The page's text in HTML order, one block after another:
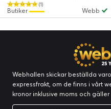
(1)
Webb
Butiker
Webhallen skickar beställda
expressfrakt, om de finns i vårt
kronor inklusive moms och gäller